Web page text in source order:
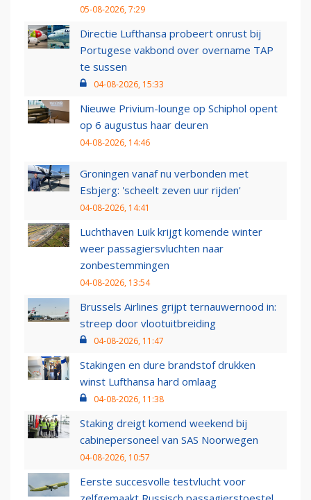
05-08-2026, 7:29
Directie Lufthansa probeert onrust bij
Portugese vakbond over overname TAP
te sussen
04-08-2026, 15:33
Nieuwe Privium-lounge op Schiphol opent
op 6 augustus haar deuren
04-08-2026, 14:46
Groningen vanaf nu verbonden met
Esbjerg: 'scheelt zeven uur rijden'
04-08-2026, 14:41
Luchthaven Luik krijgt komende winter
weer passagiersvluchten naar
zonbestemmingen
04-08-2026, 13:54
Brussels Airlines grijpt ternauwernood in:
streep door vlootuitbreiding
04-08-2026, 11:47
Stakingen en dure brandstof drukken
winst Lufthansa hard omlaag
04-08-2026, 11:38
Staking dreigt komend weekend bij
cabinepersoneel van SAS Noorwegen
04-08-2026, 10:57
Eerste succesvolle testvlucht voor